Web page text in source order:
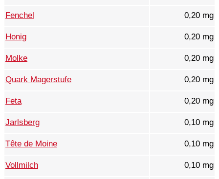
Fenchel 0,20 mg
Honig 0,20 mg
Molke 0,20 mg
Quark Magerstufe 0,20 mg
Feta 0,20 mg
Jarlsberg 0,10 mg
Tête de Moine 0,10 mg
Vollmilch 0,10 mg